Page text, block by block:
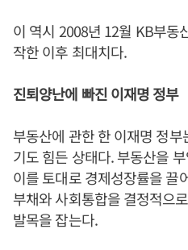
이 역시 2008년 12월 KB부동
작한 이후 최대치다.
진퇴양난에 빠진 이재명 정부
부동산에 관한 한 이재명 정
기도 힘든 상태다. 부동산을
이를 토대로 경제성장률을 끌
부채와 사회통합을 결정적으
발목을 잡는다.